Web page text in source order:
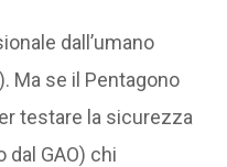
dall’umano
). Ma se il Pentagono
testare la sicurezza
GAO) chi